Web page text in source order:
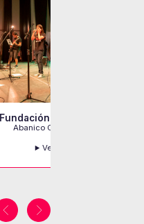
Fundación CreAprende
Abanico CreAprende
Ver más